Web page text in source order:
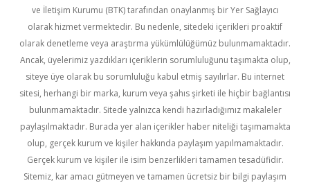
ve İletişim Kurumu (BTK) tarafından onaylanmış bir Yer Sağlayıcı
olarak hizmet vermektedir. Bu nedenle, sitedeki içerikleri proaktif
olarak denetleme veya araştırma yükümlülüğümüz bulunmamaktadır.
Ancak, üyelerimiz yazdıkları içeriklerin sorumluluğunu taşımakta olup,
siteye üye olarak bu sorumluluğu kabul etmiş sayılırlar. Bu internet
sitesi, herhangi bir marka, kurum veya şahıs şirketi ile hiçbir bağlantısı
bulunmamaktadır. Sitede yalnızca kendi hazırladığımız makaleler
paylaşılmaktadır. Burada yer alan içerikler haber niteliği taşımamakta
olup, gerçek kurum ve kişiler hakkında paylaşım yapılmamaktadır.
Gerçek kurum ve kişiler ile isim benzerlikleri tamamen tesadüfidir.
Sitemiz, kar amacı gütmeyen ve tamamen ücretsiz bir bilgi paylaşım